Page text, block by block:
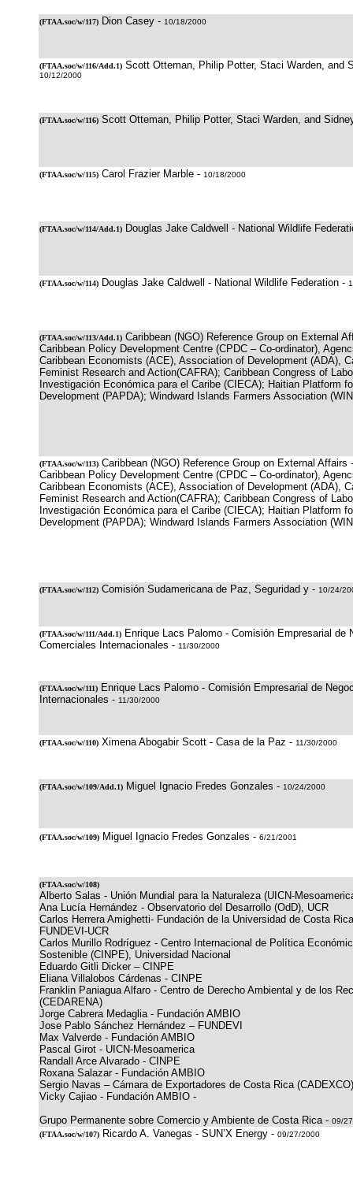
(FTAA.soc/w/117) Dion Casey - 10/18/2000
(FTAA.soc/w/116/Add.1) Scott Otteman, Philip Potter, Staci Warden, and
10/12/2000
(FTAA.soc/w/116) Scott Otteman, Philip Potter, Staci Warden, and
(FTAA.soc/w/115) Carol Frazier Marble - 10/18/2000
(FTAA.soc/w/114/Add.1) Douglas Jake Caldwell - National Wildlife
(FTAA.soc/w/114) Douglas Jake Caldwell - National Wildlife Federation -
(FTAA.soc/w/113/Add.1) Caribbean (NGO) Reference Group on External
Caribbean Policy Development Centre (CPDC – Co-ordinator),
Caribbean Economists (ACE), Association of Development (ADA),
Feminist Research and Action(CAFRA); Caribbean Congress of
Investigación Económica para el Caribe (CIECA); Haitian Platform
Development (PAPDA); Windward Islands Farmers Association
(FTAA.soc/w/113) Caribbean (NGO) Reference Group on External Affairs -
Caribbean Policy Development Centre (CPDC – Co-ordinator),
Caribbean Economists (ACE), Association of Development (ADA),
Feminist Research and Action(CAFRA); Caribbean Congress of
Investigación Económica para el Caribe (CIECA); Haitian Platform
Development (PAPDA); Windward Islands Farmers Association
(FTAA.soc/w/112) Comisión Sudamericana de Paz, Seguridad y - 10/24/
(FTAA.soc/w/111/Add.1) Enrique Lacs Palomo - Comisión Empresarial de
Comerciales Internacionales - 11/30/2000
(FTAA.soc/w/111) Enrique Lacs Palomo - Comisión Empresarial de
Internacionales - 11/30/2000
(FTAA.soc/w/110) Ximena Abogabir Scott - Casa de la Paz - 11/30/2000
(FTAA.soc/w/109/Add.1) Miguel Ignacio Fredes Gonzales - 10/24/2000
(FTAA.soc/w/109) Miguel Ignacio Fredes Gonzales - 6/21/2001
(FTAA.soc/w/108)
Alberto Salas - Unión Mundial para la Naturaleza (UICN-
Ana Lucía Hernández - Observatorio del Desarrollo (OdD), UCR
Carlos Herrera Amighetti- Fundación de la Universidad de Costa
FUNDEVI-UCR
Carlos Murillo Rodríguez - Centro Internacional de Política
Sostenible (CINPE), Universidad Nacional
Eduardo Gitli Dicker – CINPE
Eliana Villalobos Cárdenas - CINPE
Franklin Paniagua Alfaro - Centro de Derecho Ambiental y de los
(CEDARENA)
Jorge Cabrera Medaglia - Fundación AMBIO
Jose Pablo Sánchez Hernández – FUNDEVI
Max Valverde - Fundación AMBIO
Pascal Girot - UICN-Mesoamerica
Randall Arce Alvarado - CINPE
Roxana Salazar - Fundación AMBIO
Sergio Navas – Cámara de Exportadores de Costa Rica (CADEXCO)
Vicky Cajiao - Fundación AMBIO -
Grupo Permanente sobre Comercio y Ambiente de Costa Rica - 09/
(FTAA.soc/w/107) Ricardo A. Vanegas - SUN’X Energy - 09/27/2000